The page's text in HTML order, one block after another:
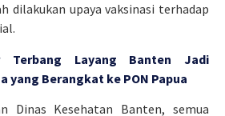
dilakukan upaya vaksinasi terhadap
Terbang Layang Banten Jadi
yang Berangkat ke PON Papua
Dinas Kesehatan Banten, semua